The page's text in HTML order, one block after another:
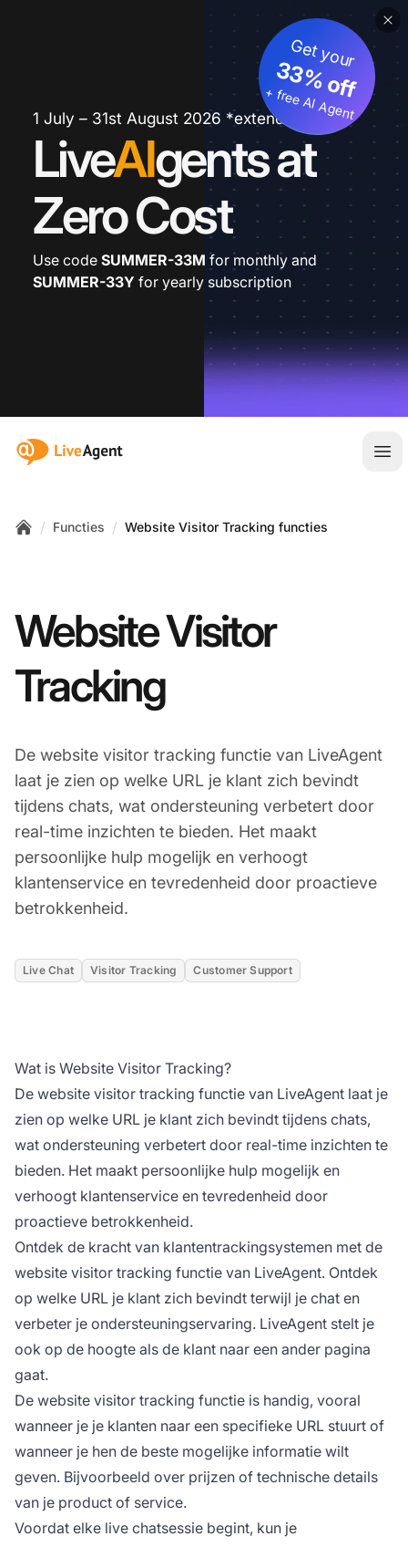
1 July – 31st August 2026 *extended
LiveAIgents at
Zero Cost
Get your
33% off
+ free AI Agent
Use code SUMMER-33M for monthly and
SUMMER-33Y for yearly subscription
:site.title
/ Functies / Website Visitor Tracking functies
Website Visitor
Tracking
De website visitor tracking functie van LiveAgent
laat je zien op welke URL je klant zich bevindt
tijdens chats, wat ondersteuning verbetert door
real-time inzichten te bieden. Het maakt
persoonlijke hulp mogelijk en verhoogt
klantenservice en tevredenheid door proactieve
betrokkenheid.
Live Chat Visitor Tracking Customer Support
Wat is Website Visitor Tracking?
De website visitor tracking functie van LiveAgent laat je
zien op welke URL je klant zich bevindt tijdens chats,
wat ondersteuning verbetert door real-time inzichten te
bieden. Het maakt persoonlijke hulp mogelijk en
verhoogt klantenservice en tevredenheid door
proactieve betrokkenheid.
Ontdek de kracht van klantentrackingsystemen met de
website visitor tracking functie van LiveAgent. Ontdek
op welke URL je klant zich bevindt terwijl je chat en
verbeter je ondersteuningservaring. LiveAgent stelt je
ook op de hoogte als de klant naar een ander pagina
gaat.
De website visitor tracking functie is handig, vooral
wanneer je je klanten naar een specifieke URL stuurt of
wanneer je hen de beste mogelijke informatie wilt
geven. Bijvoorbeeld over prijzen of technische details
van je product of service.
Voordat elke live chatsessie begint, kun je